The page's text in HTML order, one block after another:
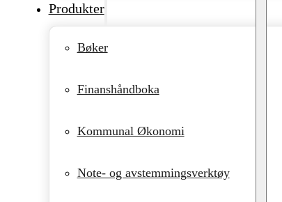
Produkter
Bøker
Finanshåndboka
Kommunal Økonomi
Note- og avstemmingsverktøy